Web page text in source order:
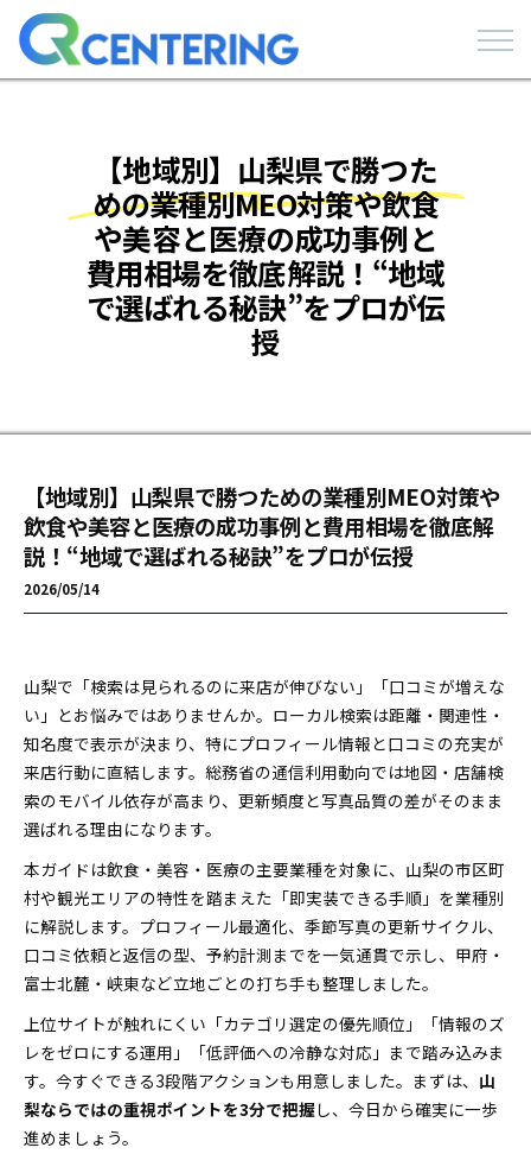
【地域別】山梨県で勝つた
めの業種別MEO対策や飲食
や美容と医療の成功事例と
費用相場を徹底解説！“地域
で選ばれる秘訣”をプロが伝
授
【地域別】山梨県で勝つための業種別MEO対策や
飲食や美容と医療の成功事例と費用相場を徹底解
説！“地域で選ばれる秘訣”をプロが伝授
2026/05/14
山梨で「検索は見られるのに来店が伸びない」「口コミが増えな
い」とお悩みではありませんか。ローカル検索は距離・関連性・
知名度で表示が決まり、特にプロフィール情報と口コミの充実が
来店行動に直結します。総務省の通信利用動向では地図・店舗検
索のモバイル依存が高まり、更新頻度と写真品質の差がそのまま
選ばれる理由になります。
本ガイドは飲食・美容・医療の主要業種を対象に、山梨の市区町
村や観光エリアの特性を踏まえた「即実装できる手順」を業種別
に解説します。プロフィール最適化、季節写真の更新サイクル、
口コミ依頼と返信の型、予約計測までを一気通貫で示し、甲府・
富士北麓・峡東など立地ごとの打ち手も整理しました。
上位サイトが触れにくい「カテゴリ選定の優先順位」「情報のズ
レをゼロにする運用」「低評価への冷静な対応」まで踏み込みま
す。今すぐできる3段階アクションも用意しました。まずは、 山
梨ならではの重視ポイントを3分で把握し、今日から確実に一歩
進めましょう。